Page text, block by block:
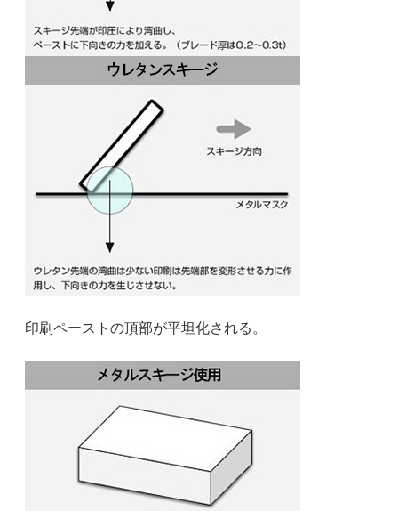
印刷ペーストの頂部が平坦化される。